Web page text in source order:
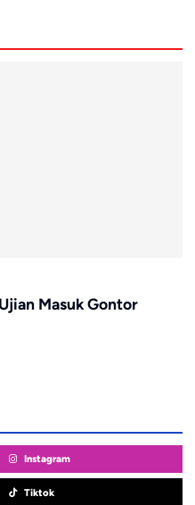
Masuk Gontor
Instagram
Tiktok